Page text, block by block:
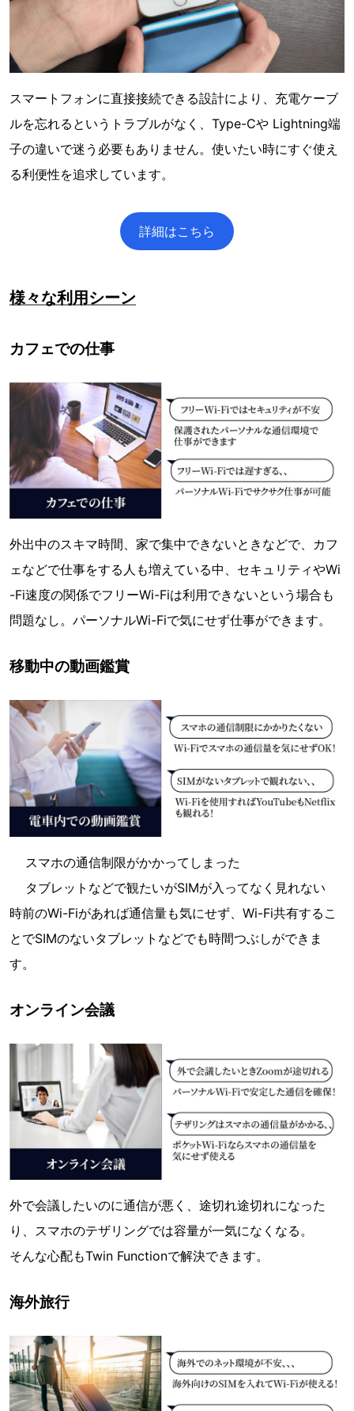
スマートフォンに直接接続できる設計により、充電ケーブ
ルを忘れるというトラブルがなく、Type-Cや Lightning端
子の違いで迷う必要もありません。使いたい時にすぐ使え
る利便性を追求しています。
詳細はこちら
様々な利用シーン
カフェでの仕事
外出中のスキマ時間、家で集中できないときなどで、カフ
ェなどで仕事をする人も増えている中、セキュリティやWi
-Fi速度の関係でフリーWi-Fiは利用できないという場合も
問題なし。パーソナルWi-Fiで気にせず仕事ができます。
移動中の動画鑑賞
スマホの通信制限がかかってしまった
タブレットなどで観たいがSIMが入ってなく見れない
時前のWi-Fiがあれば通信量も気にせず、Wi-Fi共有するこ
とでSIMのないタブレットなどでも時間つぶしができま
す。
オンライン会議
外で会議したいのに通信が悪く、途切れ途切れになった
り、スマホのテザリングでは容量が一気になくなる。
そんな心配もTwin Functionで解決できます。
海外旅行